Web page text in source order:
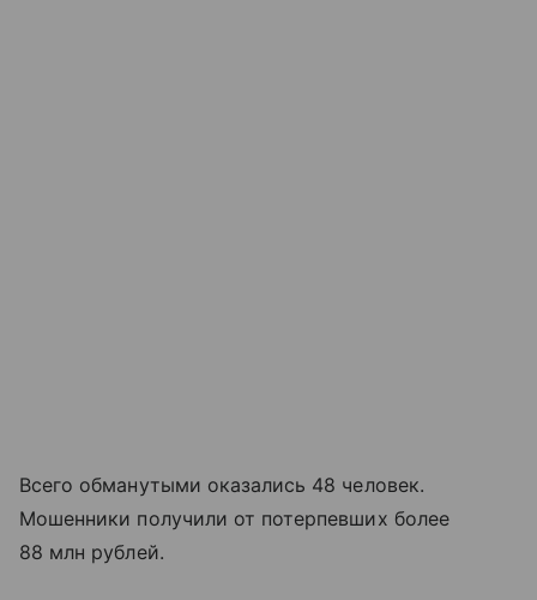
Всего обманутыми оказались 48 человек.
Мошенники получили от потерпевших более
88 млн рублей.